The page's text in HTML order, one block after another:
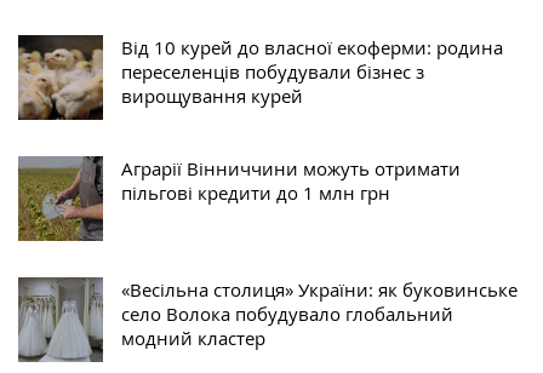
Від 10 курей до власної екоферми: родина
переселенців побудували бізнес з
вирощування курей
Аграрії Вінниччини можуть отримати
пільгові кредити до 1 млн грн
«Весільна столиця» України: як буковинське
село Волока побудувало глобальний
модний кластер